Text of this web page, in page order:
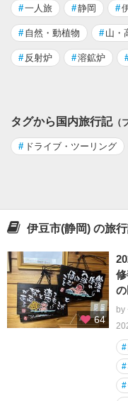
#一人旅 #静岡 #
# 自然・動植物 # 山・
# 反射炉 #溶鉱炉
タグから国内旅行記（
# ドライブ・ツーリング
伊豆市(静岡) の旅
64
by
#
#
#